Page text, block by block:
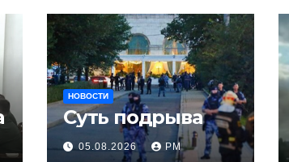
НОВОСТИ
Суть подрыва
05.08.2026 РМ